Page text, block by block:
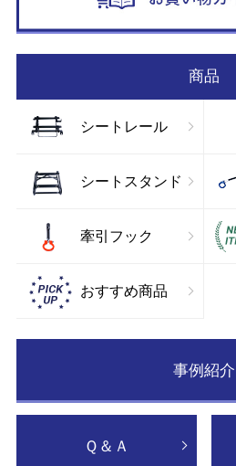
商品
シートレール
シートスタンド
牽引フック
おすすめ商品
事例紹介
Ｑ＆Ａ